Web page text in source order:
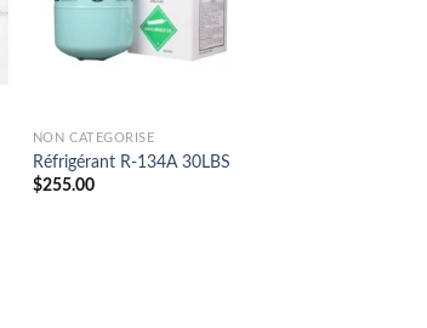
NON CATÉGORISÉ
Réfrigérant R-134A 30LBS
$255.00